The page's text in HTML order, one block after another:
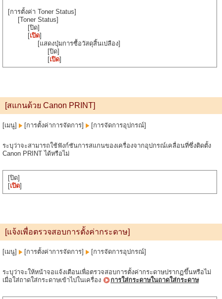
[การตั้งค่า Toner Status]
[Toner Status]
[ปิด]
[เปิด]
[แสดงปุ่มการซื้อวัสดุสิ้นเปลือง]
[ปิด]
[เปิด]
[สแกนด้วย Canon PRINT]
[เมนู] [การตั้งค่าการจัดการ] [การจัดการอุปกรณ์]
ระบุว่าจะสามารถใช้ฟังก์ชันการสแกนของเครื่องจากอุปกรณ์เคลื่อนที่ซึ่งติดตั้ง
Canon PRINT ได้หรือไม่
[ปิด]
[เปิด]
[แจ้งเพื่อตรวจสอบการตั้งค่ากระดาษ]
[เมนู] [การตั้งค่าการจัดการ] [การจัดการอุปกรณ์]
ระบุว่าจะให้หน้าจอแจ้งเตือนเพื่อตรวจสอบการตั้งค่ากระดาษปรากฏขึ้นหรือไม่
เมื่อใส่ถาดใส่กระดาษเข้าไปในเครื่อง
การใส่กระดาษในถาดใส่กระดาษ